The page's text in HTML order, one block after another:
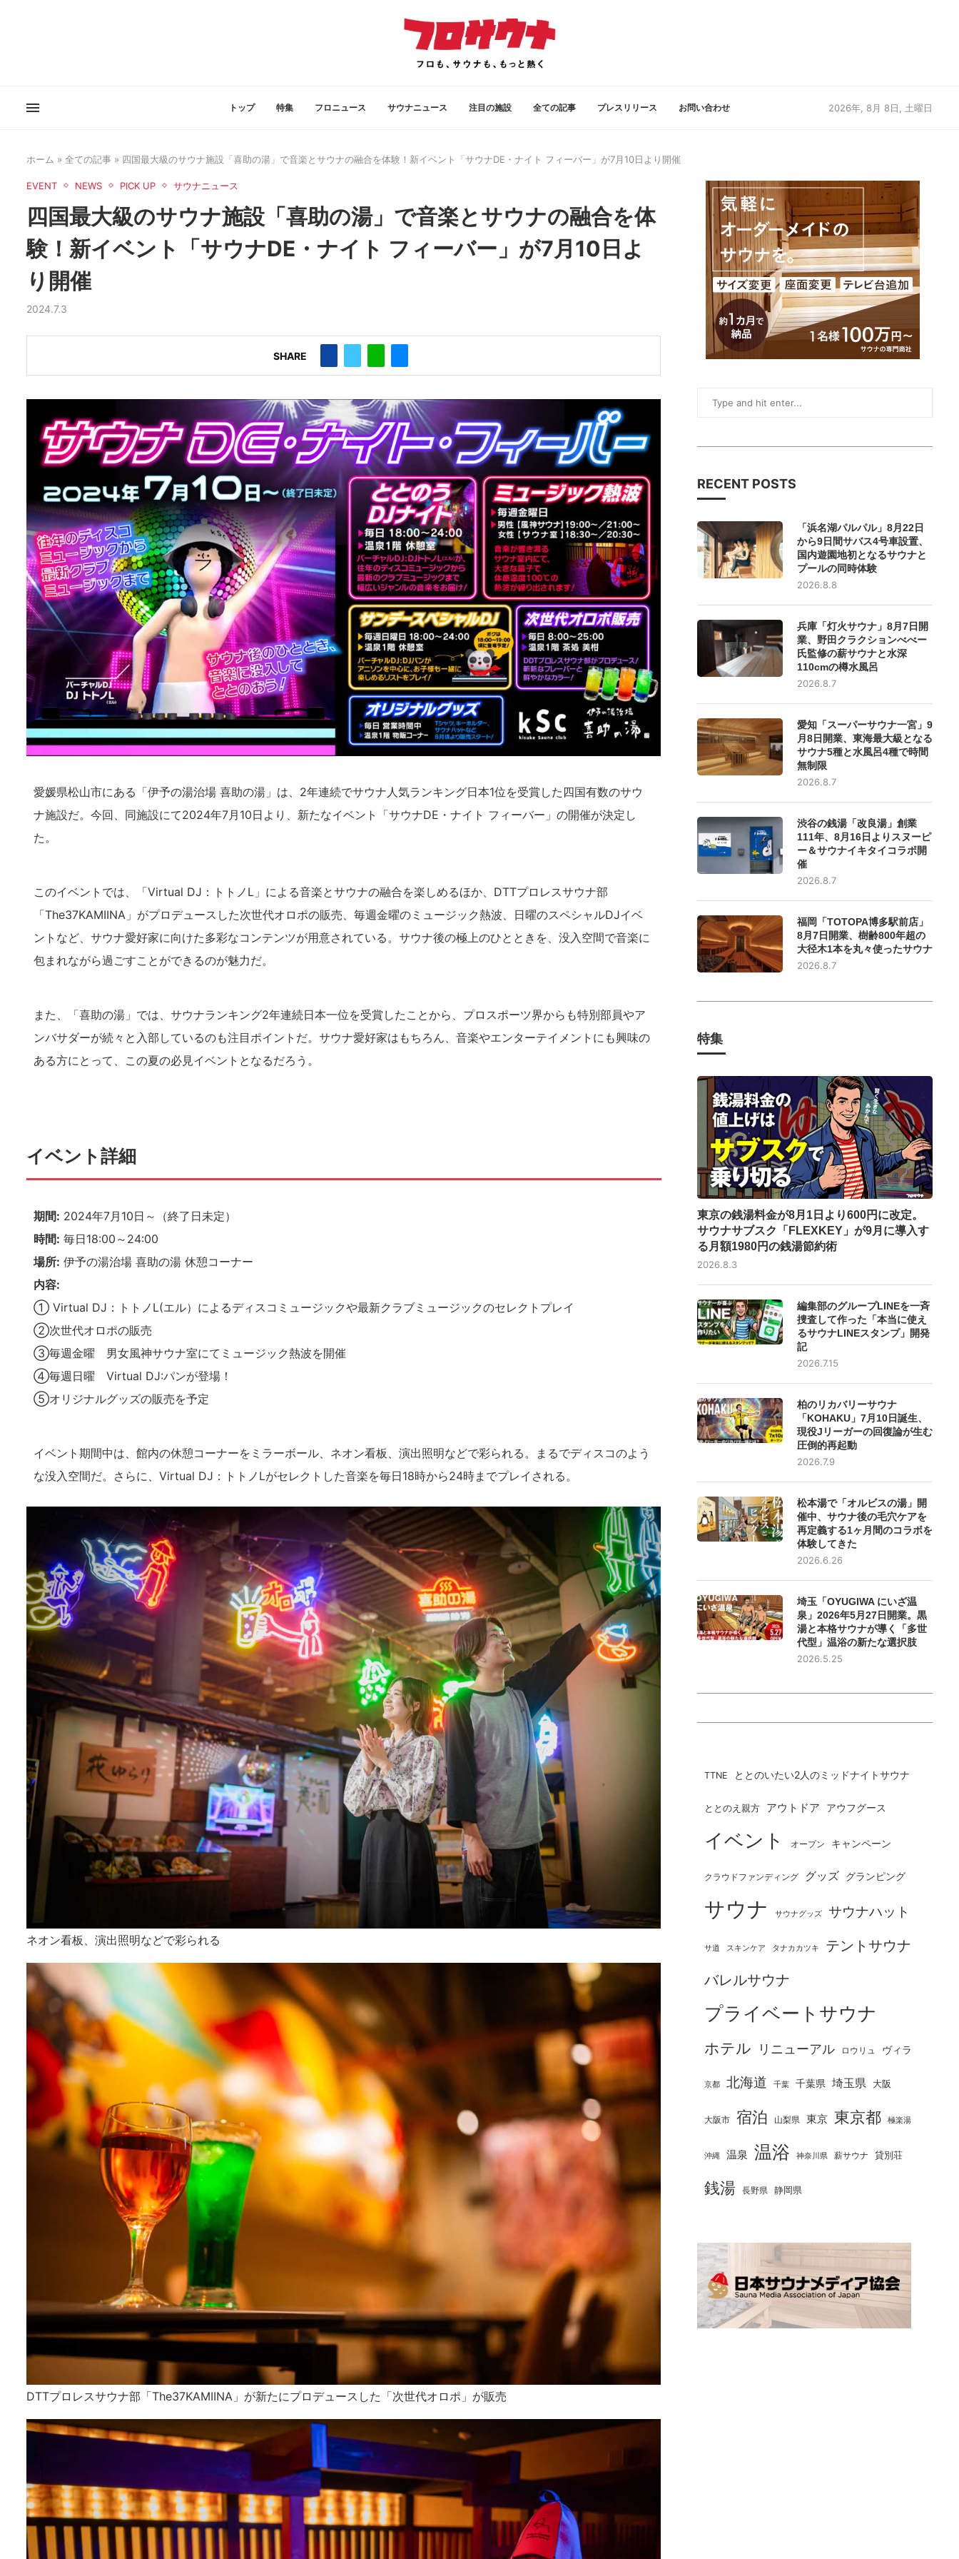
トップ 特集 フロニュース サウナニュース 注目の施設 全ての記事 プレスリリース お問い合わせ 2026年, 8月 8日, 土曜日
ホーム » 全ての記事 » 四国最大級のサウナ施設「喜助の湯」で音楽とサウナの融合を体験！新イベント「サウナDE・ナイト フィーバー」が7月10日より開催
EVENT NEWS PICK UP サウナニュース
四国最大級のサウナ施設「喜助の湯」で音楽とサウナの融合を体
験！新イベント「サウナDE・ナイト フィーバー」が7月10日よ
り開催
2024.7.3
SHARE
愛媛県松山市にある「伊予の湯治場 喜助の湯」は、2年連続でサウナ人気ランキング日本1位を受賞した四国有数のサウ
ナ施設だ。今回、同施設にて2024年7月10日より、新たなイベント「サウナDE・ナイト フィーバー」の開催が決定し
た。
このイベントでは、「Virtual DJ：トトノL」による音楽とサウナの融合を楽しめるほか、DTTプロレスサウナ部
「The37KAMIINA」がプロデュースした次世代オロポの販売、毎週金曜のミュージック熱波、日曜のスペシャルDJイベ
ントなど、サウナ愛好家に向けた多彩なコンテンツが用意されている。サウナ後の極上のひとときを、没入空間で音楽に
包まれながら過ごすことができるのが魅力だ。
また、「喜助の湯」では、サウナランキング2年連続日本一位を受賞したことから、プロスポーツ界からも特別部員やア
ンバサダーが続々と入部しているのも注目ポイントだ。サウナ愛好家はもちろん、音楽やエンターテイメントにも興味の
ある方にとって、この夏の必見イベントとなるだろう。
イベント詳細
期間: 2024年7月10日～（終了日未定）
時間: 毎日18:00～24:00
場所: 伊予の湯治場 喜助の湯 休憩コーナー
内容:
① Virtual DJ：トトノL(エル）によるディスコミュージックや最新クラブミュージックのセレクトプレイ
②次世代オロポの販売
③毎週金曜 男女風神サウナ室にてミュージック熱波を開催
④毎週日曜 Virtual DJ:パンが登場！
⑤オリジナルグッズの販売を予定
イベント期間中は、館内の休憩コーナーをミラーボール、ネオン看板、演出照明などで彩られる。まるでディスコのよう
な没入空間だ。さらに、Virtual DJ：トトノLがセレクトした音楽を毎日18時から24時までプレイされる。
ネオン看板、演出照明などで彩られる
DTTプロレスサウナ部「The37KAMIINA」が新たにプロデュースした「次世代オロポ」が販売
RECENT POSTS
「浜名湖パルパル」8月22日
から9日間サバス4号車設置、
国内遊園地初となるサウナと
プールの同時体験
2026.8.8
兵庫「灯火サウナ」8月7日開
業、野田クラクションべべー
氏監修の薪サウナと水深
110cmの樽水風呂
2026.8.7
愛知「スーパーサウナ一宮」9
月8日開業、東海最大級となる
サウナ5種と水風呂4種で時間
無制限
2026.8.7
渋谷の銭湯「改良湯」創業
111年、8月16日よりスヌーピ
ー＆サウナイキタイコラボ開
催
2026.8.7
福岡「TOTOPA博多駅前店」
8月7日開業、樹齢800年超の
大径木1本を丸々使ったサウナ
2026.8.7
特集
東京の銭湯料金が8月1日より600円に改定。
サウナサブスク「FLEXKEY」が9月に導入す
る月額1980円の銭湯節約術
2026.8.3
編集部のグループLINEを一斉
捜査して作った「本当に使え
るサウナLINEスタンプ」開発
記
2026.7.15
柏のリカバリーサウナ
「KOHAKU」7月10日誕生、
現役Jリーガーの回復論が生む
圧倒的再起動
2026.7.9
松本湯で「オルビスの湯」開
催中、サウナ後の毛穴ケアを
再定義する1ヶ月間のコラボを
体験してきた
2026.6.26
埼玉「OYUGIWA にいざ温
泉」2026年5月27日開業。黒
湯と本格サウナが導く「多世
代型」温浴の新たな選択肢
2026.5.25
TTNE ととのいたい2人のミッドナイトサウナ
ととのえ親方 アウトドア アウフグース
イベント オープン キャンペーン
クラウドファンディング グッズ グランピング
サウナ サウナグッズ サウナハット
サ道 スキンケア タナカカツキ
テントサウナ
バレルサウナ
プライベートサウナ
ホテル リニューアル ロウリュ ヴィラ
京都 北海道 千葉 千葉県 埼玉県 大阪
大阪市 宿泊 山梨県 東京 東京都 極楽湯
沖縄 温泉 温浴 神奈川県 薪サウナ 貸別荘
銭湯 長野県 静岡県